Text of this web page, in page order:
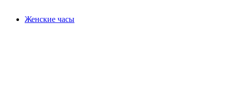
Женские часы